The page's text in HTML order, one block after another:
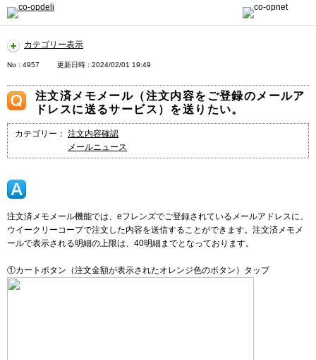
カテゴリー表示
No : 4957 更新日時 : 2024/02/01 19:49
注文済メモメール（注文内容をご登録のメールア
ドレスに送るサービス）を送りたい。
カテゴリー： 注文内容確認
メールニュース
注文済メモメール機能では、eフレンズでご登録されているメールアドレスに、
ウイークリーコープで注文した内容を送信することができます。注文済メモメ
ールで表示される明細の上限は、40明細までとなっております。
①カートボタン（注文金額が表示されたオレンジ色のボタン）タップ